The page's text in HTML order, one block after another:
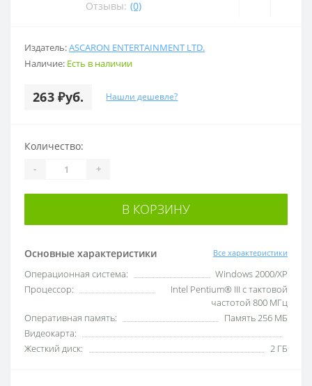
Отзывы: (0)
Издатель:ASCARON ENTERTAINMENT LTD.
Наличие: Есть в наличии
263 ₽уб. Нашли дешевле?
Основные характеристики Все характеристики
Операционная система:
Windows 2000/XP
Процессор:
Intel Pentium® III с тактовой
частотой 800 МГц
Оперативная память:
Память 256 МБ
Видеокарта:
Жесткий диск:
2 ГБ
Количество:
- +
В КОРЗИНУ